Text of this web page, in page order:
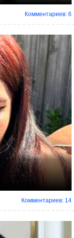
Комментариев: 6
Комментариев: 14